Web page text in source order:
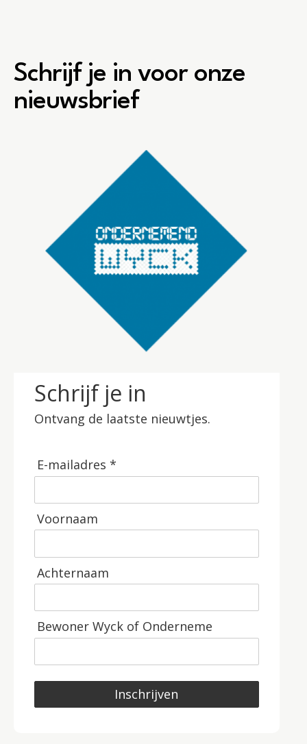
Schrijf je in voor onze
nieuwsbrief
Schrijf je in
Ontvang de laatste nieuwtjes.
E-mailadres *
Voornaam
Achternaam
Bewoner Wyck of Onderneme
Inschrijven